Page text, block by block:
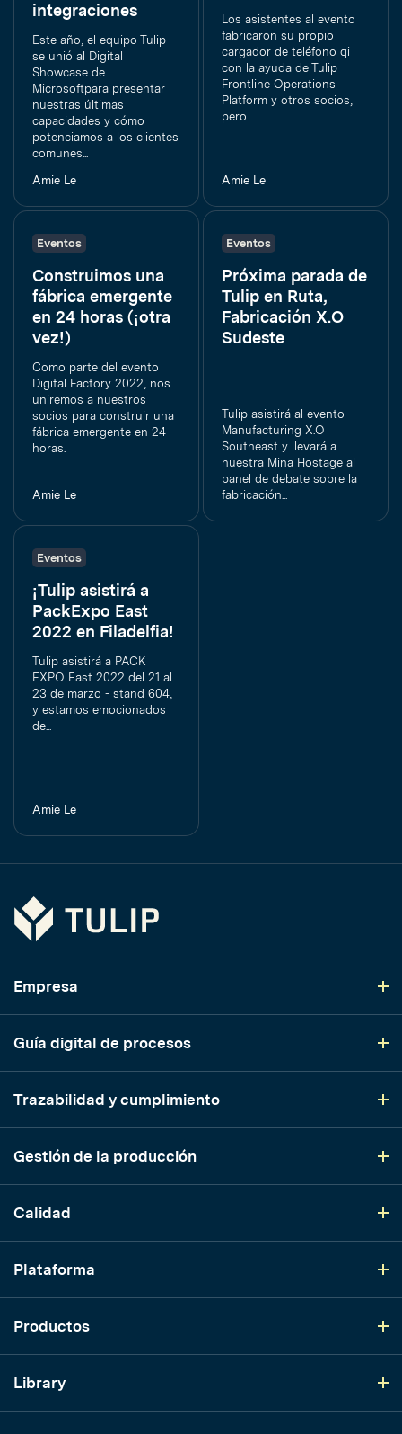
integraciones
Este año, el equipo Tulip
se unió al Digital
Showcase de
Microsoftpara presentar
nuestras últimas
capacidades y cómo
potenciamos a los clientes
comunes...
Amie Le
Los asistentes al evento
fabricaron su propio
cargador de teléfono qi
con la ayuda de Tulip
Frontline Operations
Platform y otros socios,
pero...
Amie Le
Eventos
Construimos una
fábrica emergente
en 24 horas (¡otra
vez!)
Como parte del evento
Digital Factory 2022, nos
uniremos a nuestros
socios para construir una
fábrica emergente en 24
horas.
Amie Le
Eventos
Próxima parada de
Tulip en Ruta,
Fabricación X.O
Sudeste
Tulip asistirá al evento
Manufacturing X.O
Southeast y llevará a
nuestra Mina Hostage al
panel de debate sobre la
fabricación...
Eventos
¡Tulip asistirá a
PackExpo East
2022 en Filadelfia!
Tulip asistirá a PACK
EXPO East 2022 del 21 al
23 de marzo - stand 604,
y estamos emocionados
de...
Amie Le
Tulip
Empresa
Guía digital de procesos
Trazabilidad y cumplimiento
Gestión de la producción
Calidad
Plataforma
Productos
Library